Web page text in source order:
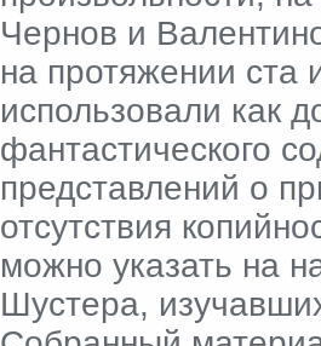
Чернов и
на протяжении ста
использовали как
фантастического
представлений о
отсутствия
можно указать на
Шустера,